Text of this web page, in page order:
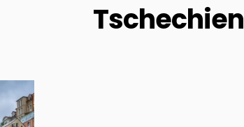
Tschechien